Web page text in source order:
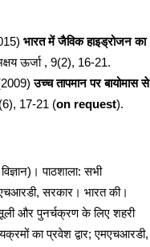
भारत में जैविक हाइड्रोजन का
ऊर्जा , 9(2), 16-21.
उच्च तापमान पर बायोमास से
17-21 (on request).
पाठशाला: सभी
सरकार। भारत की।
और पुनर्चक्रण के लिए शहरी
का प्रवेश द्वार; एमएचआरडी,